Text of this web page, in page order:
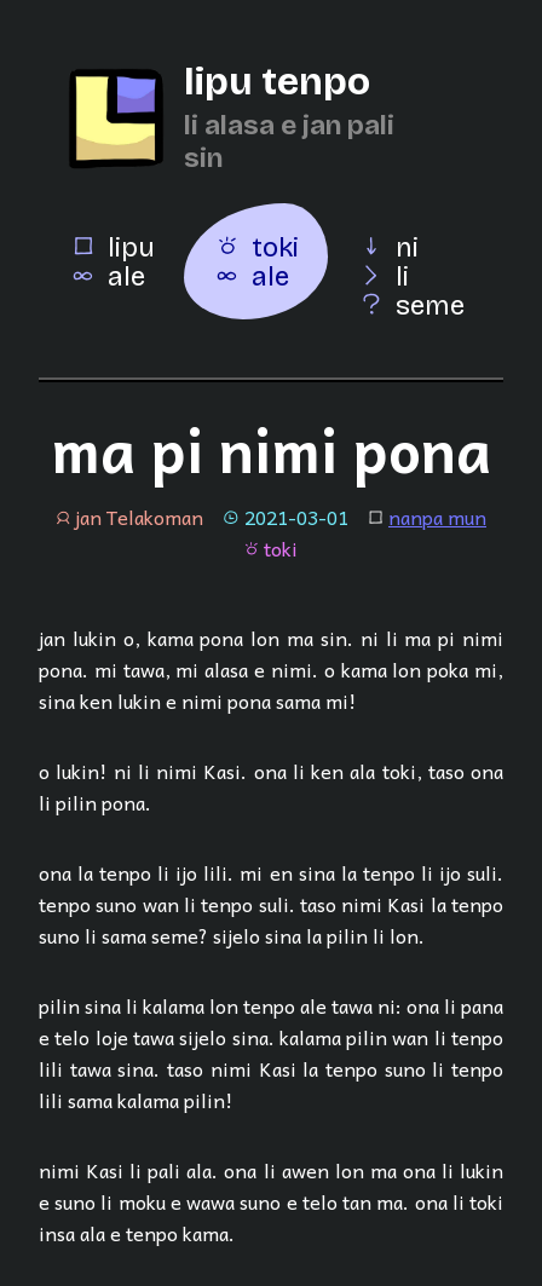
lipu tenpo
li alasa e jan pali
sin
lipu
ale
toki
ale
ni
li
seme
ma pi nimi pona
jan jan Telakoman tenpo 2021-03-01 lipu nanpa mun
toki toki
jan lukin o, kama pona lon ma sin. ni li ma pi nimi
pona. mi tawa, mi alasa e nimi. o kama lon poka mi,
sina ken lukin e nimi pona sama mi!
o lukin! ni li nimi Kasi. ona li ken ala toki, taso ona
li pilin pona.
ona la tenpo li ijo lili. mi en sina la tenpo li ijo suli.
tenpo suno wan li tenpo suli. taso nimi Kasi la tenpo
suno li sama seme? sijelo sina la pilin li lon.
pilin sina li kalama lon tenpo ale tawa ni: ona li pana
e telo loje tawa sijelo sina. kalama pilin wan li tenpo
lili tawa sina. taso nimi Kasi la tenpo suno li tenpo
lili sama kalama pilin!
nimi Kasi li pali ala. ona li awen lon ma ona li lukin
e suno li moku e wawa suno e telo tan ma. ona li toki
insa ala e tenpo kama.